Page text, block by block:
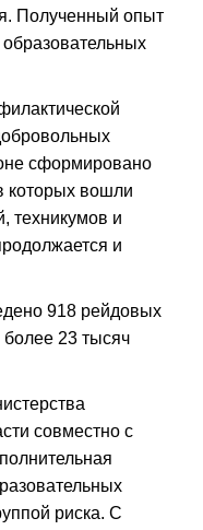
Полученный опыт
сформировано
которых вошли
техникумов и
и
918 рейдовых
23 тысяч
совместно с
риска. С